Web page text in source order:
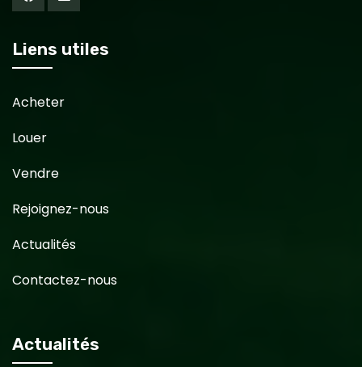
Liens utiles
Acheter
Louer
Vendre
Rejoignez-nous
Actualités
Contactez-nous
Actualités